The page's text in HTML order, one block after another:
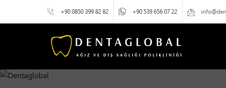
+90 0850 399 82 82 +90 539 656 07 22